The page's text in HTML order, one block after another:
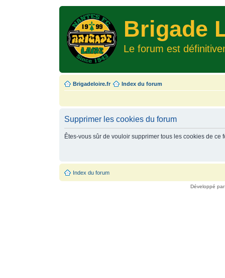
Brigade
Le forum est
Brigadeloire.fr Index du forum
Supprimer les cookies du forum
Êtes-vous sûr de vouloir supprimer tous les cookies de ce
Index du forum
Développé